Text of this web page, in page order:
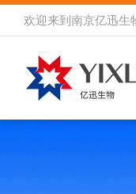
欢迎来到 南京亿迅生